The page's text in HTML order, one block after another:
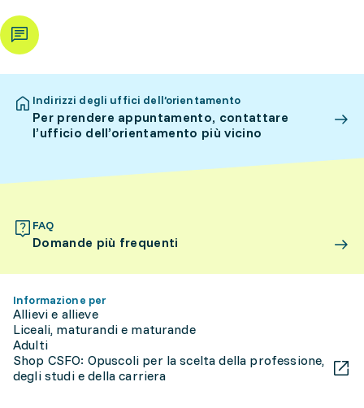
Indirizzi degli uffici dell’orientamento
Per prendere appuntamento, contattare
l’ufficio dell’orientamento più vicino
FAQ
Domande più frequenti
Informazione per
Allievi e allieve
Liceali, maturandi e maturande
Adulti
Shop CSFO: Opuscoli per la scelta della professione,
degli studi e della carriera